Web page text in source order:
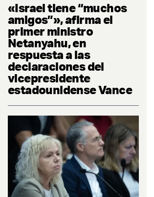
«Israel tiene “muchos
amigos”», afirma el
primer ministro
Netanyahu, en
respuesta a las
declaraciones del
vicepresidente
estadounidense Vance